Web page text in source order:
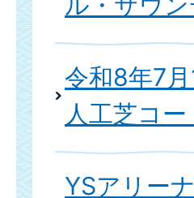
令和8年7
人工芝コ
YSアリー